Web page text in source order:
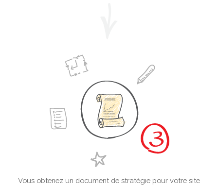
Vous obtenez un document de stratégie pour votre site